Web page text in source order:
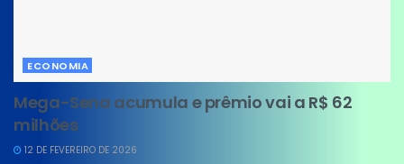
ECONOMIA
Mega-Sena acumula e prêmio vai a R$ 62
milhões
12 DE FEVEREIRO DE 2026